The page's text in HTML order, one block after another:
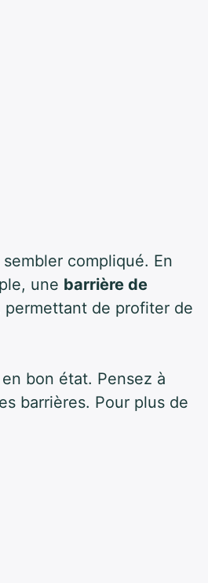
compliqué. En
une barrière de
de profiter de
bon état. Pensez à
barrières. Pour plus de